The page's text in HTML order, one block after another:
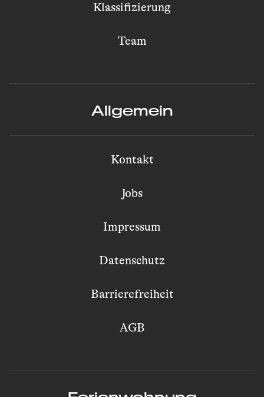
Klassifizierung
Team
Allgemein
Kontakt
Jobs
Impressum
Datenschutz
Barrierefreiheit
AGB